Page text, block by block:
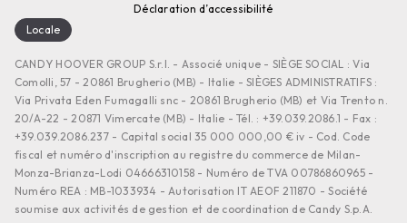
CANDY HOOVER GROUP S.r.I. - Associé unique - SIÈGE SOCIAL : Via
Comolli, 57 - 20861 Brugherio (MB) - Italie - SIÈGES ADMINISTRATIFS :
Via Privata Eden Fumagalli snc - 20861 Brugherio (MB) et Via Trento n.
20/A-22 - 20871 Vimercate (MB) - Italie - Tél. : +39.039.2086.1 - Fax :
+39.039.2086.237 - Capital social 35 000 000,00 € iv - Cod. Code
fiscal et numéro d'inscription au registre du commerce de Milan-
Monza-Brianza-Lodi 04666310158 - Numéro de TVA 00786860965 -
Numéro REA : MB-1033934 - Autorisation IT AEOF 211870 - Société
soumise aux activités de gestion et de coordination de Candy S.p.A.
Déclaration d’accessibilité
Locale